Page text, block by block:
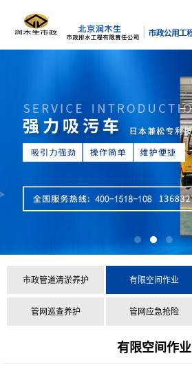
市政管道清淤养护 有限空间作业
管网巡查养护 管网应急抢险
有限空间作业